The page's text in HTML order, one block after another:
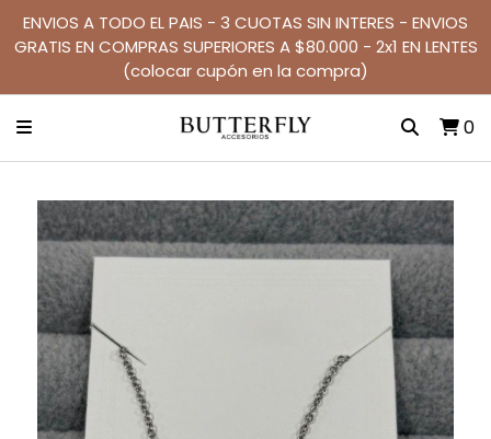
ENVIOS A TODO EL PAIS - 3 CUOTAS SIN INTERES - ENVIOS
GRATIS EN COMPRAS SUPERIORES A $80.000 - 2x1 EN LENTES
(colocar cupón en la compra)
0